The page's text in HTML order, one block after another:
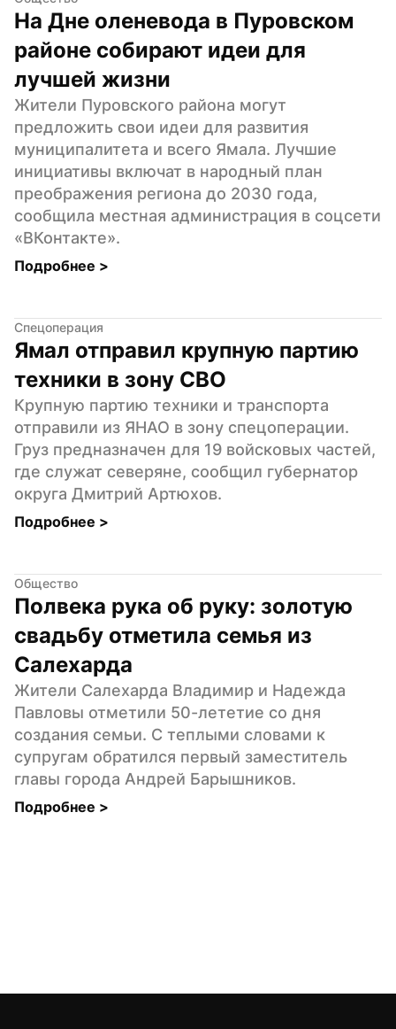
На Дне оленевода в Пуровском
районе собирают идеи для
лучшей жизни
Жители Пуровского района могут
предложить свои идеи для развития
муниципалитета и всего Ямала. Лучшие
инициативы включат в народный план
преображения региона до 2030 года,
сообщила местная администрация в соцсети
«ВКонтакте».
Подробнее >
Спецоперация
Ямал отправил крупную партию
техники в зону СВО
Крупную партию техники и транспорта
отправили из ЯНАО в зону спецоперации.
Груз предназначен для 19 войсковых частей,
где служат северяне, сообщил губернатор
округа Дмитрий Артюхов.
Подробнее >
Общество
Полвека рука об руку: золотую
свадьбу отметила семья из
Салехарда
Жители Салехарда Владимир и Надежда
Павловы отметили 50-лететие со дня
создания семьи. С теплыми словами к
супругам обратился первый заместитель
главы города Андрей Барышников.
Подробнее >